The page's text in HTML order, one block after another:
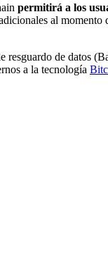
permitirá a los
al
de datos
a la tecnología